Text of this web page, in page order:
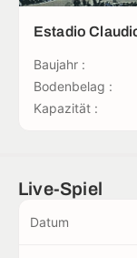
Estadio
Baujahr :
Bodenbelag :
Kapazität :
Live-Spiel
Datum